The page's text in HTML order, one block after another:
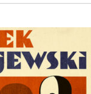
Świat Kay zacznie się powoli